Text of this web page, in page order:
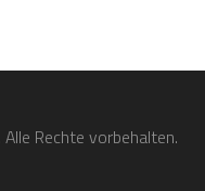
Rechte vorbehalten.